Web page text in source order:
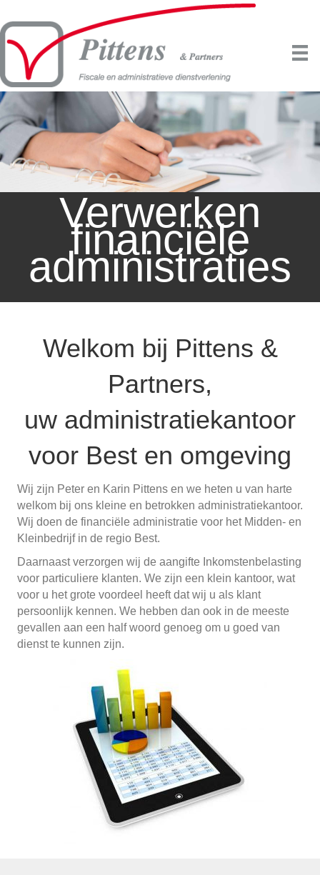
Verwerken
financiële
administraties
Welkom bij Pittens &
Partners,
uw administratiekantoor
voor Best en omgeving
Wij zijn Peter en Karin Pittens en we heten u van harte
welkom bij ons kleine en betrokken administratiekantoor.
Wij doen de financiële administratie voor het Midden- en
Kleinbedrijf in de regio Best.
Daarnaast verzorgen wij de aangifte Inkomstenbelasting
voor particuliere klanten. We zijn een klein kantoor, wat
voor u het grote voordeel heeft dat wij u als klant
persoonlijk kennen. We hebben dan ook in de meeste
gevallen aan een half woord genoeg om u goed van
dienst te kunnen zijn.